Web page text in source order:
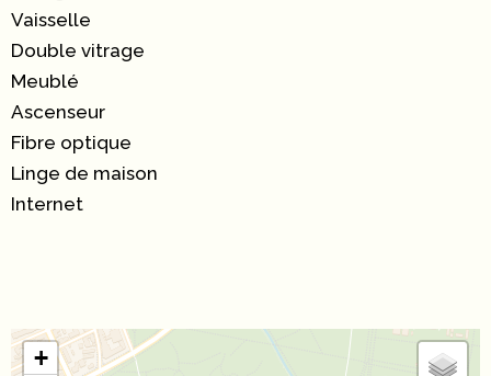
Vaisselle
Double vitrage
Meublé
Ascenseur
Fibre optique
Linge de maison
Internet
+